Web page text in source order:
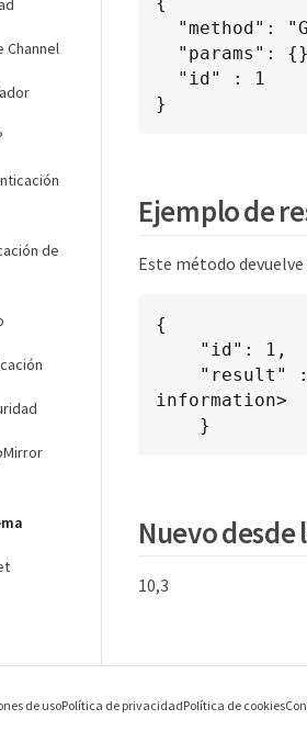
Channel
de
}
Ejemplo de
Este método
{
information>
	}
Nuevo desde
10,3
de usoPolítica de privacidadPolítica de cookies